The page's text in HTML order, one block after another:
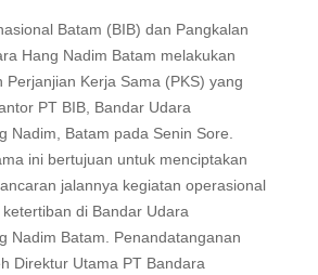
Batam (BIB) dan Pangkalan
Hang Nadim Batam melakukan
Perjanjian Kerja Sama (PKS) yang
PT BIB, Bandar Udara
Nadim, Batam pada Senin Sore.
ini bertujuan untuk menciptakan
jalannya kegiatan operasional
di Bandar Udara
Nadim Batam. Penandatanganan
Direktur Utama PT Bandara